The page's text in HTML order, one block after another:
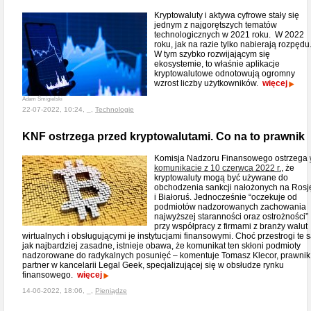
Adam Śmigielski
Kryptowaluty i aktywa cyfrowe stały się
jednym z najgorętszych tematów
technologicznych w 2021 roku. W 2022
roku, jak na razie tylko nabierają rozpędu.
W tym szybko rozwijającym się
ekosystemie, to właśnie aplikacje
kryptowalutowe odnotowują ogromny
wzrost liczby użytkowników. więcej
22-07-2022, 10:24, _, Technologie
KNF ostrzega przed kryptowalutami. Co na to prawnik
Komisja Nadzoru Finansowego ostrzega
komunikacie z 10 czerwca 2022 r., że
kryptowaluty mogą być używane do
obchodzenia sankcji nałożonych na
i Białoruś. Jednocześnie “oczekuje od
podmiotów nadzorowanych zachowania
najwyższej staranności oraz ostrożności”
przy współpracy z firmami z branży walut
wirtualnych i obsługującymi je instytucjami finansowymi. Choć przestrogi te
jak najbardziej zasadne, istnieje obawa, że komunikat ten skłoni podmioty
nadzorowane do radykalnych posunięć – komentuje Tomasz Klecor,
partner w kancelarii Legal Geek, specjalizującej się w obsłudze rynku
finansowego. więcej
14-06-2022, 18:06, _, Pieniądze